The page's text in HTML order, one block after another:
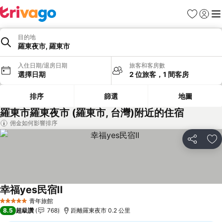
我的最愛
登入 選
目的地
羅東夜市, 羅東市
入住日期/退房日期
選擇日期
旅客和客房數
2 位旅客，1 間客房
排序 篩選 地圖
羅東市羅東夜市 (羅東市, 台灣)附近的住宿
佣金如何影響排序
分享 加
5 星級 青年旅館
幸福yes民宿II
8.5 超級讚 768 距離羅東夜市 0.2 公里